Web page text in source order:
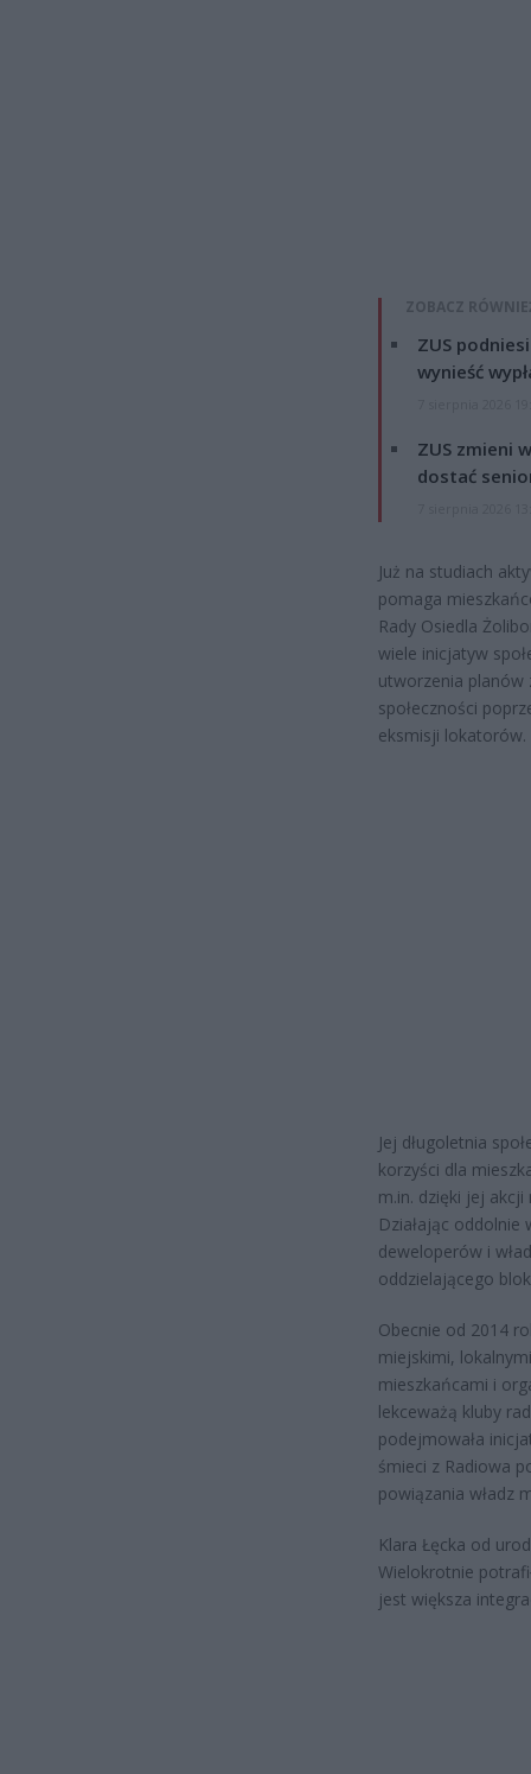
ZOBACZ
ZUS
wynieść
ZUS zmieni
dostać
Już na studiach
pomaga
Rady Osiedla
wiele inicjatyw
utworzenia planów
społeczności
eksmisji lokatorów.
Jej długoletnia
korzyści dla
m.in. dzięki jej
Działając oddolnie
deweloperów i
oddzielającego
Obecnie od 2014
miejskimi,
mieszkańcami i
lekceważą kluby
podejmowała
śmieci z Radiowa
powiązania władz
Klara Łęcka od
Wielokrotnie
jest większa